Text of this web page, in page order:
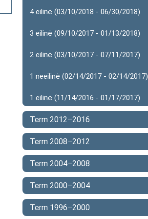
4 eilinė (03/10/2018 - 06/30/2018)
3 eilinė (09/10/2017 - 01/13/2018)
2 eilinė (03/10/2017 - 07/11/2017)
1 neeilinė (02/14/2017 - 02/14/2017)
1 eilinė (11/14/2016 - 01/17/2017)
Term 2012–2016
Term 2008–2012
Term 2004–2008
Term 2000–2004
Term 1996–2000